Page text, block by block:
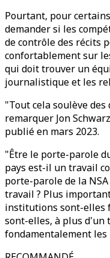
Pourtant, pour
demander si les
de contrôle des récits
confortablement sur
qui doit trouver un
journalistique et les
"Tout cela soulève
remarquer Jon
publié en mars 2023.
"Être le porte-parole
pays est-il un travail
porte-parole de la
travail ? Plus
institutions sont-elles
sont-elles, à plus d'un
fondamentalement les